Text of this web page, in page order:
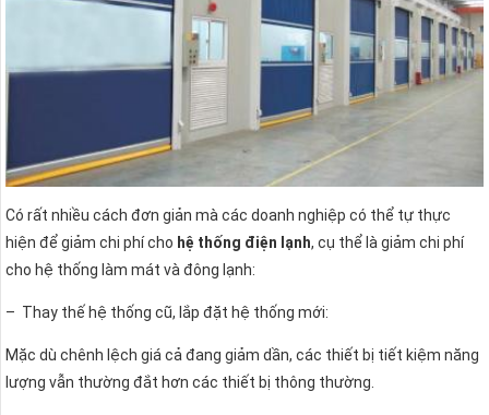
Có rất nhiều cách đơn giản mà các doanh nghiệp có thể tự thực
hiện để giảm chi phí cho hệ thống điện lạnh, cụ thể là giảm chi phí
cho hệ thống làm mát và đông lạnh:
– Thay thế hệ thống cũ, lắp đặt hệ thống mới:
Mặc dù chênh lệch giá cả đang giảm dần, các thiết bị tiết kiệm năng
lượng vẫn thường đắt hơn các thiết bị thông thường.